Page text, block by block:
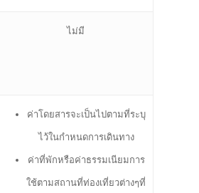
ไม่มี
ค่าโดยสารจะเป็นไปตามที่ระบุ
ไว้ในกำหนดการเดินทาง
ค่าที่พักหรือค่าธรรมเนียมการ
ใช้ตามสถานที่ท่องเที่ยวต่างๆที่